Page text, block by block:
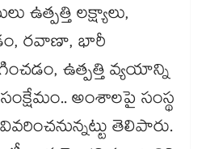
ఉత్పత్తి లక్ష్యాలు,
రవాణా, భారీ
ఉత్పత్తి వ్యయాన్ని
అంశాలపై సంస్థ
తెలిపారు.